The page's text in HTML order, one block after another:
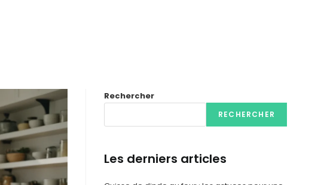
Rechercher
RECHERCHER
Les derniers articles